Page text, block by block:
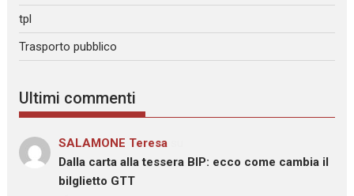
tpl
Trasporto pubblico
Ultimi commenti
SALAMONE Teresa
Dalla carta alla tessera BIP: ecco come cambia il
bilglietto GTT